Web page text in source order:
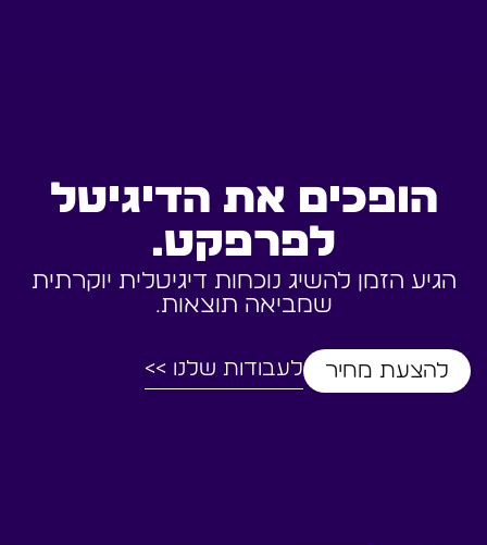
הופכים את הדיגיטל
לפרפקט.
הגיע הזמן להשיג נוכחות דיגיטלית יוקרתית
שמביאה תוצאות.
להצעת מחיר לעבודות שלנו >>